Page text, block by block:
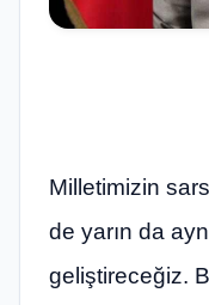
Milletimizin
de yarın da
geliştireceğiz.